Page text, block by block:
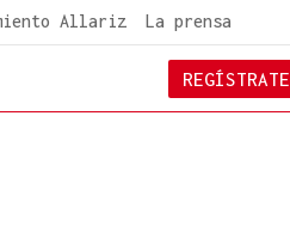
Allariz La prensa
REGÍSTRATE